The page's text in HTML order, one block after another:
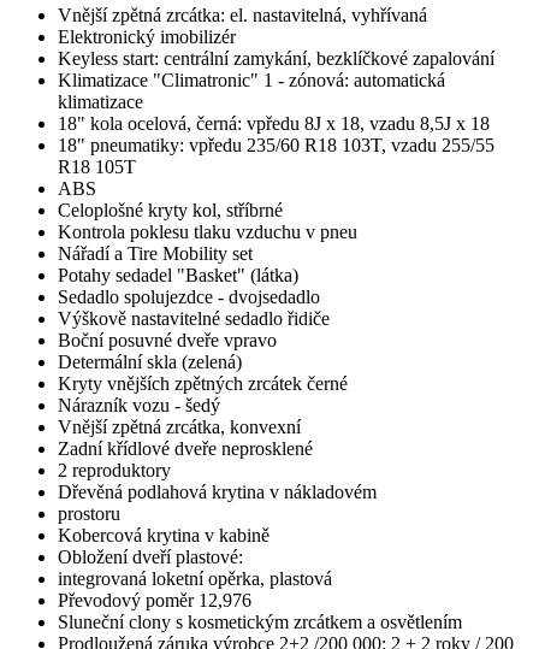
Vnější zpětná zrcátka: el. nastavitelná, vyhřívaná
Elektronický imobilizér
Keyless start: centrální zamykání, bezklíčkové zapalování
Klimatizace "Climatronic" 1 - zónová: automatická
klimatizace
18" kola ocelová, černá: vpředu 8J x 18, vzadu 8,5J x 18
18" pneumatiky: vpředu 235/60 R18 103T, vzadu 255/55
R18 105T
ABS
Celoplošné kryty kol, stříbrné
Kontrola poklesu tlaku vzduchu v pneu
Nářadí a Tire Mobility set
Potahy sedadel "Basket" (látka)
Sedadlo spolujezdce - dvojsedadlo
Výškově nastavitelné sedadlo řidiče
Boční posuvné dveře vpravo
Determální skla (zelená)
Kryty vnějších zpětných zrcátek černé
Nárazník vozu - šedý
Vnější zpětná zrcátka, konvexní
Zadní křídlové dveře neprosklené
2 reproduktory
Dřevěná podlahová krytina v nákladovém
prostoru
Kobercová krytina v kabině
Obložení dveří plastové:
integrovaná loketní opěrka, plastová
Převodový poměr 12,976
Sluneční clony s kosmetickým zrcátkem a osvětlením
Prodloužená záruka výrobce 2+2 /200 000: 2 + 2 roky / 200